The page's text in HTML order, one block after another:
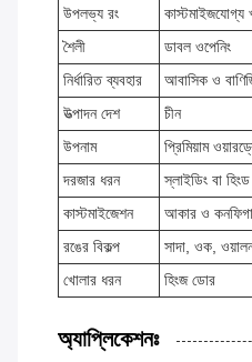
উপলভ্য রং
কাস্টমাইজযোগ্য
শৈলী
ডাবল ওপেনিং
নির্ধারিত ব্যবহার
আবাসিক ও
উত্পাদন দেশ
চীন
উপনাম
প্রিমিয়াম
দরজার ধরন
স্লাইডিং বা হিংড
কাস্টমাইজেশন
আকার ও
রঙের বিকল্প
সাদা, ওক,
খোলার ধরন
হিংজ ডোর
অ্যাপ্লিকেশনঃ